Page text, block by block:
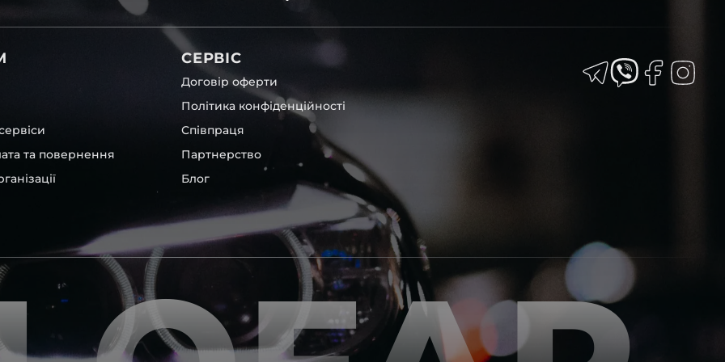
які будуть на 100 %
та унікальні.
офісі та оптовому
– на всіх
– для швидкої
будь-які
пару чи комплект.
перевіряють та
та повернення
СЕРВІС
Договір оферти
Політика конфіденційності
Співпраця
Партнерство
Блог